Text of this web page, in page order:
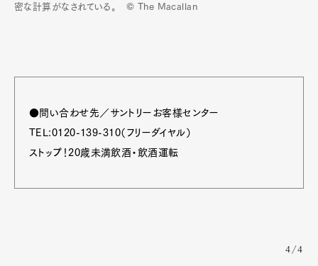
密な計算がなされている。 © The Macallan
●問い合わせ先／サントリーお客様センター
TEL:0120-139-310（フリーダイヤル）
ストップ！20歳未満飲酒・飲酒運転
4/4